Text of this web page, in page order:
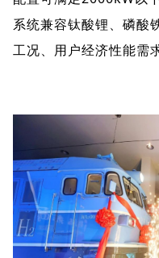
系统兼容钛酸锂、磷酸
工况、用户经济性能需